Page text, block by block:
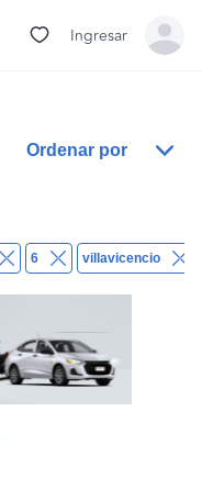
Ingresar
Ordenar por
6 villavicencio